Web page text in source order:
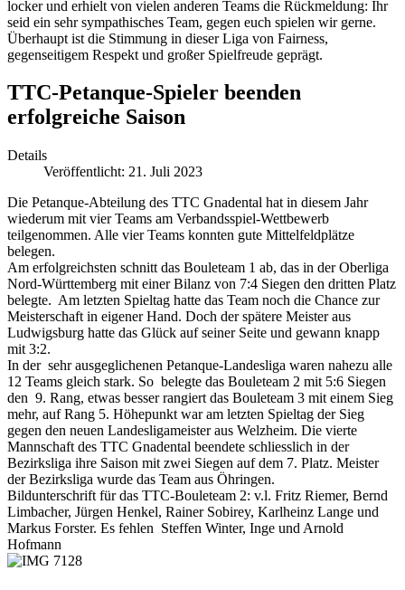
locker und erhielt von vielen anderen Teams die Rückmeldung: Ihr
seid ein sehr sympathisches Team, gegen euch spielen wir gerne.
Überhaupt ist die Stimmung in dieser Liga von Fairness,
gegenseitigem Respekt und großer Spielfreude geprägt.
TTC-Petanque-Spieler beenden
erfolgreiche Saison
Details
Veröffentlicht: 21. Juli 2023
Die Petanque-Abteilung des TTC Gnadental hat in diesem Jahr
wiederum mit vier Teams am Verbandsspiel-Wettbewerb
teilgenommen. Alle vier Teams konnten gute Mittelfeldplätze
belegen.
Am erfolgreichsten schnitt das Bouleteam 1 ab, das in der Oberliga
Nord-Württemberg mit einer Bilanz von 7:4 Siegen den dritten Platz
belegte. Am letzten Spieltag hatte das Team noch die Chance zur
Meisterschaft in eigener Hand. Doch der spätere Meister aus
Ludwigsburg hatte das Glück auf seiner Seite und gewann knapp
mit 3:2.
In der sehr ausgeglichenen Petanque-Landesliga waren nahezu alle
12 Teams gleich stark. So belegte das Bouleteam 2 mit 5:6 Siegen
den 9. Rang, etwas besser rangiert das Bouleteam 3 mit einem Sieg
mehr, auf Rang 5. Höhepunkt war am letzten Spieltag der Sieg
gegen den neuen Landesligameister aus Welzheim. Die vierte
Mannschaft des TTC Gnadental beendete schliesslich in der
Bezirksliga ihre Saison mit zwei Siegen auf dem 7. Platz. Meister
der Bezirksliga wurde das Team aus Öhringen.
Bildunterschrift für das TTC-Bouleteam 2: v.l. Fritz Riemer, Bernd
Limbacher, Jürgen Henkel, Rainer Sobirey, Karlheinz Lange und
Markus Forster. Es fehlen Steffen Winter, Inge und Arnold
Hofmann